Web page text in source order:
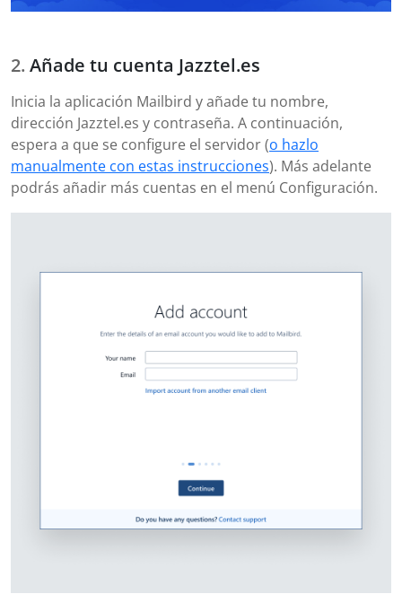
Añade tu cuenta Jazztel.es
Inicia la aplicación Mailbird y añade tu nombre,
dirección Jazztel.es y contraseña. A continuación,
espera a que se configure el servidor (o hazlo
manualmente con estas instrucciones). Más adelante
podrás añadir más cuentas en el menú Configuración.